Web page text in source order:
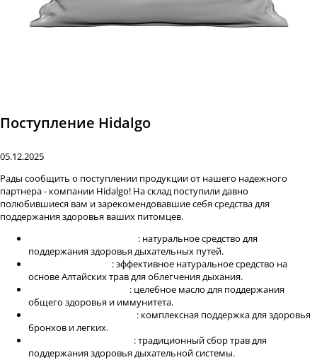
Поступление Hidalgo
05.12.2025
Рады сообщить о поступлении продукции от нашего надежного
партнера - компании Hidalgo! На склад поступили давно
полюбившиеся вам и зарекомендовавшие себя средства для
поддержания здоровья ваших питомцев.
: натуральное средство для
поддержания здоровья дыхательных путей.
: эффективное натуральное средство на
основе Алтайских трав для облегчения дыхания.
: целебное масло для поддержания
общего здоровья и иммунитета.
: комплексная поддержка для здоровья
бронхов и легких.
: традиционный сбор трав для
поддержания здоровья дыхательной системы.